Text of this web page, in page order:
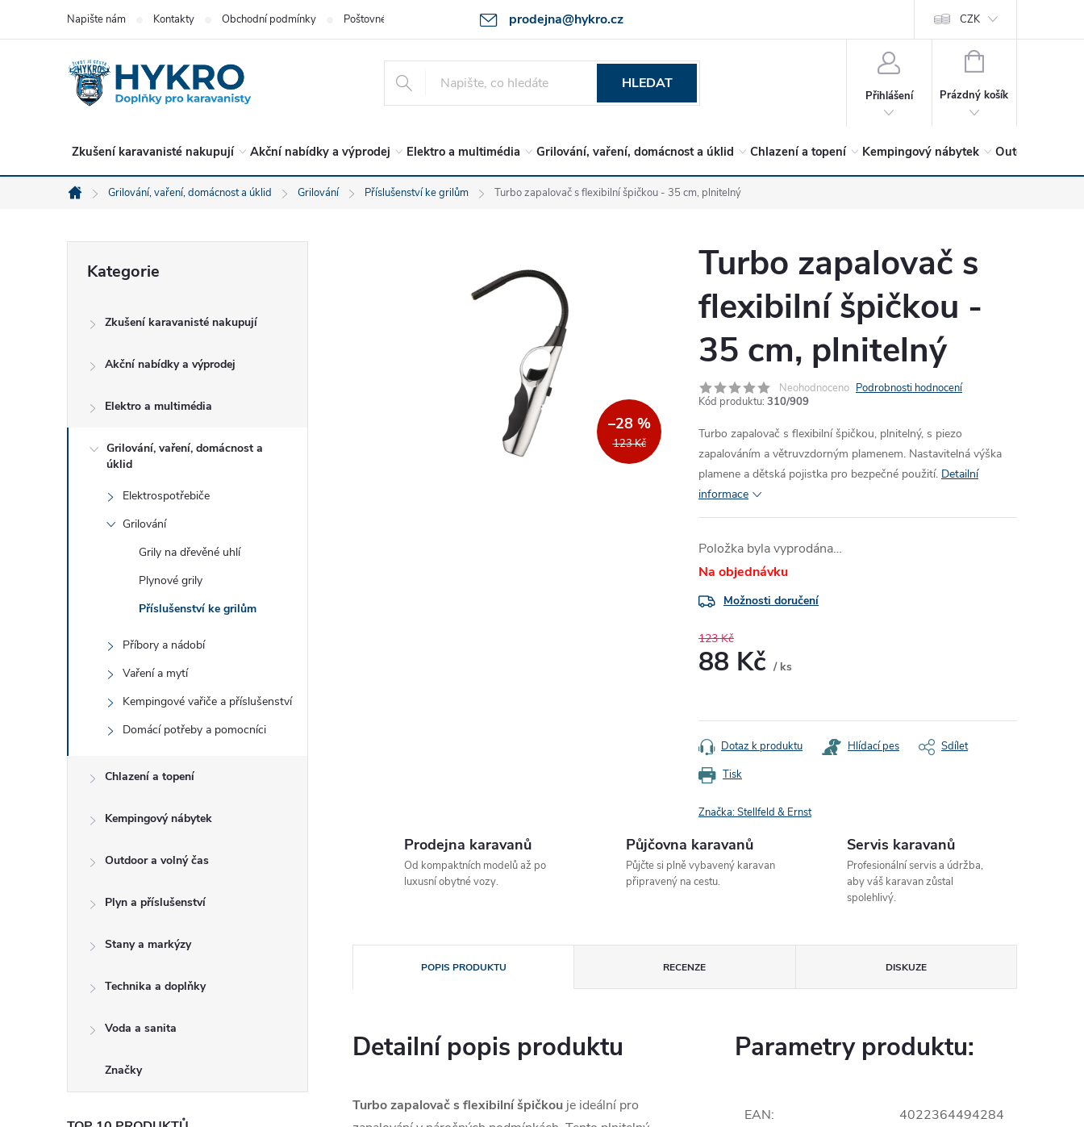
prodejna@hykro.cz
Napište nám Kontakty Obchodní podmínky Poštovné Ochrana osob. údajů - GDPR Postup při reklamaci -jak zboží vrátit? O společnosti Hodnocení obchodu
CZK
HLEDAT
Přihlášení
NÁKUPNÍ
Prázdný košík
Zkušení karavanisté nakupují Akční nabídky a výprodej Elektro a multimédia Grilování, vaření, domácnost a úklid Chlazení a topení Kempingový nábytek Outdoor a
Domů
Grilování, vaření, domácnost a úklid Grilování Příslušenství ke grilům Turbo zapalovač s flexibilní špičkou - 35 cm, plnitelný
r
e
kategorie
Kategorie
Zkušení karavanisté nakupují
Akční nabídky a výprodej
Elektro a multimédia
Grilování, vaření, domácnost a
úklid
Elektrospotřebiče
Grilování
Grily na dřevěné uhlí
Plynové grily
Příslušenství ke grilům
Příbory a nádobí
Vaření a mytí
Kempingové vařiče a příslušenství
Domácí potřeby a pomocníci
Chlazení a topení
Kempingový nábytek
Outdoor a volný čas
Plyn a příslušenství
Stany a markýzy
Technika a doplňky
Voda a sanita
Značky
123 Kč
–28 %
Turbo zapalovač s
flexibilní špičkou -
35 cm, plnitelný
Neohodnoceno Podrobnosti hodnocení
Kód produktu: 310/909
Turbo zapalovač s flexibilní špičkou, plnitelný, s piezo
zapalováním a větruvzdorným plamenem. Nastavitelná výška
plamene a dětská pojistka pro bezpečné použití. Detailní
informace
Položka byla vyprodána…
Na objednávku
Možnosti doručení
123 Kč
88 Kč / ks
Tisk
Dotaz k produktu Hlídací pes Sdílet
Značka:Stellfeld & Ernst
Prodejna karavanů
Od kompaktních modelů až po
luxusní obytné vozy.
Půjčovna karavanů
Půjčte si plně vybavený karavan
připravený na cestu.
Servis karavanů
Profesionální servis a údržba,
aby váš karavan zůstal
spolehlivý.
POPIS PRODUKTU RECENZE DISKUZE
Detailní popis produktu
Turbo zapalovač s flexibilní špičkou je ideální pro
Parametry produktu:
EAN: 4022364494284